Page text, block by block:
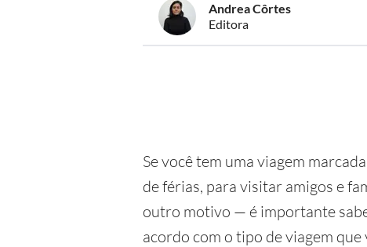
Andrea Côrtes
Editora
Se você tem uma viagem
de férias, para visitar amigos e
outro motivo — é importante
acordo com o tipo de viagem